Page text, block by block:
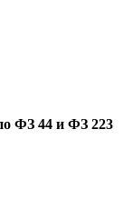
ФЗ 44 и ФЗ 223